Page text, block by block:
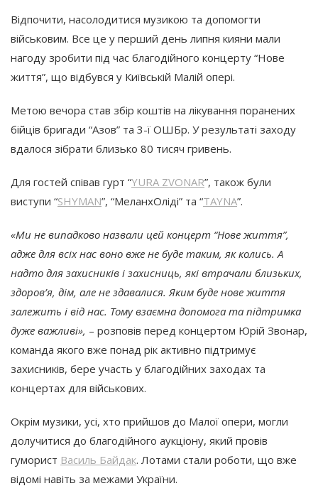
Відпочити, насолодитися музикою та допомогти
військовим. Все це у перший день липня кияни мали
нагоду зробити під час благодійного концерту “Нове
життя”, що відбувся у Київській Малій опері.
Метою вечора став збір коштів на лікування поранених
бійців бригади “Азов” та 3-ї ОШБр. У результаті заходу
вдалося зібрати близько 80 тисяч гривень.
Для гостей співав гурт “YURA ZVONAR”, також були
виступи “SHYMAN”, “МеланхОліді” та “TAYNA”.
«Ми не випадково назвали цей концерт “Нове життя”,
адже для всіх нас воно вже не буде таким, як колись. А
надто для захисників і захисниць, які втрачали близьких,
здоров’я, дім, але не здавалися. Яким буде нове життя
залежить і від нас. Тому взаємна допомога та підтримка
дуже важливі», – розповів перед концертом Юрій Звонар,
команда якого вже понад рік активно підтримує
захисників, бере участь у благодійних заходах та
концертах для військових.
Окрім музики, усі, хто прийшов до Малої опери, могли
долучитися до благодійного аукціону, який провів
гуморист Василь Байдак. Лотами стали роботи, що вже
відомі навіть за межами України.